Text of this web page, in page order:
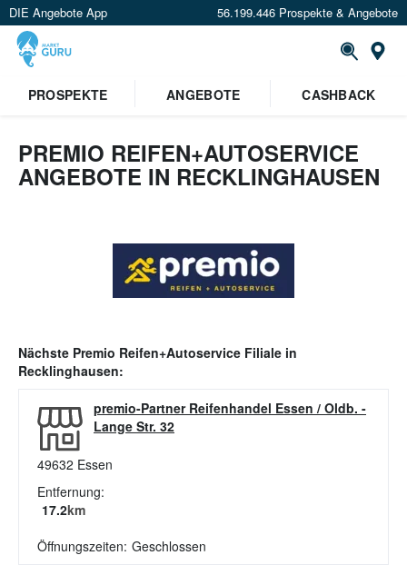
DIE Angebote App 56.199.446 Prospekte & Angebote
PROSPEKTE
ANGEBOTE CASHBACK
PREMIO REIFEN+AUTOSERVICE
ANGEBOTE IN RECKLINGHAUSEN
Nächste Premio Reifen+Autoservice Filiale in
Recklinghausen:
premio-Partner Reifenhandel Essen / Oldb. -
Lange Str. 32
49632 Essen
Entfernung:
17.2km
Öffnungszeiten: Geschlossen